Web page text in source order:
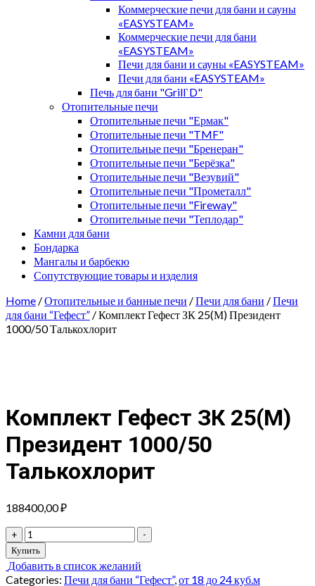
Коммерческие печи для бани и сауны
«EASYSTEAM»
Коммерческие печи для бани
«EASYSTEAM»
Печи для бани и сауны «EASYSTEAM»
Печи для бани «EASYSTEAM»
Печь для бани "Grill`D"
Отопительные печи
Отопительные печи "Ермак"
Отопительные печи "TMF"
Отопительные печи "Бренеран"
Отопительные печи "Берёзка"
Отопительные печи "Везувий"
Отопительные печи "Прометалл"
Отопительные печи "Fireway"
Отопительные печи "Теплодар"
Камни для бани
Бондарка
Мангалы и барбекю
Сопутствующие товары и изделия
Home /Отопительные и банные печи /Печи для бани /Печи
для бани “Гефест” / Комплект Гефест ЗК 25(М) Президент
1000/50 Талькохлорит
Комплект Гефест ЗК 25(М)
Президент 1000/50
Талькохлорит
188400,00₽
+
Комплект
Гефест
ЗК
25(М)
-
Купить
Добавить в список желаний
Categories: Печи для бани “Гефест”, от 18 до 24 куб.м